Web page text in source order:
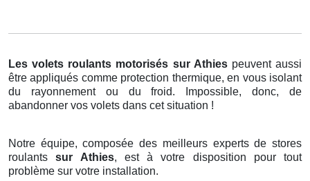
Les volets roulants motorisés sur Athies peuvent aussi
être appliqués comme protection thermique, en vous isolant
du rayonnement ou du froid. Impossible, donc, de
abandonner vos volets dans cet situation !
Notre équipe, composée des meilleurs experts de stores
roulantssur Athies, est à votre disposition pour tout
problème sur votre installation.